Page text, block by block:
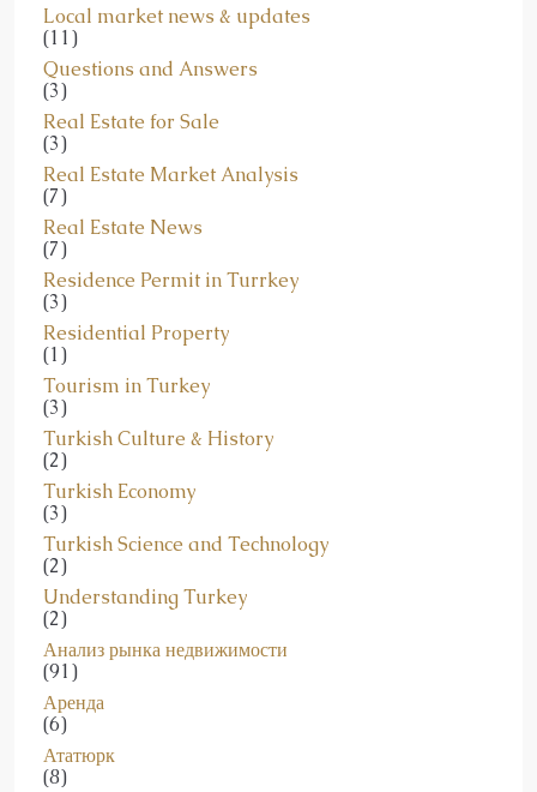
Local market news & updates
(11)
Questions and Answers
(3)
Real Estate for Sale
(3)
Real Estate Market Analysis
(7)
Real Estate News
(7)
Residence Permit in Turrkey
(3)
Residential Property
(1)
Tourism in Turkey
(3)
Turkish Culture & History
(2)
Turkish Economy
(3)
Turkish Science and Technology
(2)
Understanding Turkey
(2)
Анализ рынка недвижимости
(91)
Аренда
(6)
Ататюрк
(8)